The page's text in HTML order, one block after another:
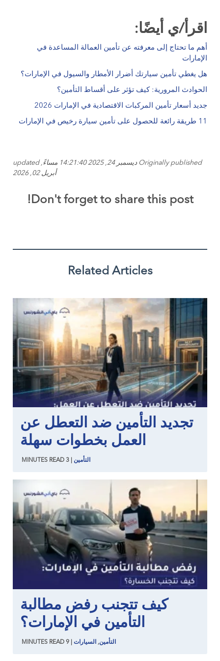
اقرأ/ي أيضًا:
أهم ما تحتاج إلى معرفته عن تأمين العمالة المساعدة في
الإمارات
هل يغطي تأمين سيارتك أضرار الأمطار والسيول في الإمارات؟
الحوادث المرورية: كيف تؤثر على أقساط التأمين؟
جديد أسعار تأمين المركبات الاقتصادية في الإمارات 2026
11 طريقة رائعة للحصول على تأمين سيارة رخيص في الإمارات
Originally published ديسمبر 24, 2025 14:21:40 مساءً, updated
أبريل 02, 2026
Don't forget to share this post!
Related Articles
تجديد التأمين ضد التعطل عن
العمل بخطوات سهلة
التأمين 3
MINUTES READ
كيف تتجنب رفض مطالبة
التأمين في الإمارات؟
التأمين, السيارات 9
MINUTES READ